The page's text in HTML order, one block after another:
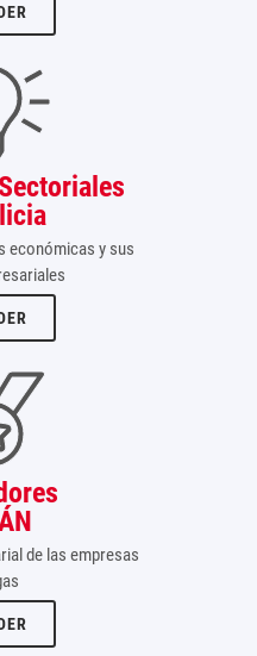
económicas y sus
de las empresas